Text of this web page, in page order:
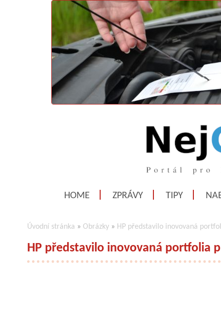
HOME ZPRÁVY TIPY
Úvodní stránka » Obrázky » HP představilo inovovaná
HP představilo inovovaná portfolia